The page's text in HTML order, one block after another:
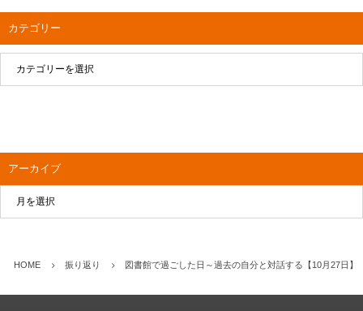
カテゴリー
アーカイブ
HOME 振り返り 図書館で過ごした日～過去の自分と対話する【10月27日】